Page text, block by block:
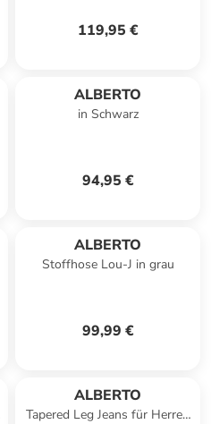
119,95 €
ALBERTO
in Schwarz
94,95 €
ALBERTO
Stoffhose Lou-J in grau
99,99 €
ALBERTO
Tapered Leg Jeans für Herren